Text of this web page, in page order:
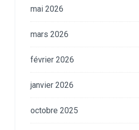
mai 2026
mars 2026
février 2026
janvier 2026
octobre 2025